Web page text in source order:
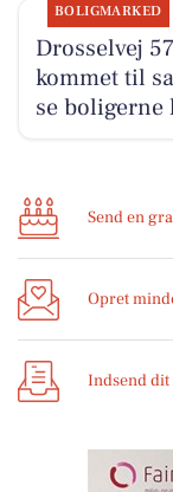
BOLIGMARKED
Drosselvej
kommet til
se boligerne
Send en
Opret
Indsend